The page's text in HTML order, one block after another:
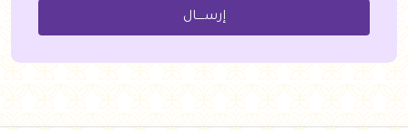
إرســــال